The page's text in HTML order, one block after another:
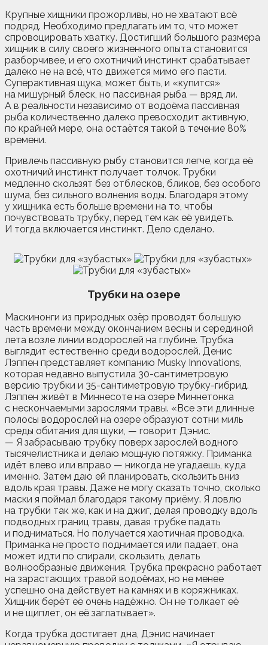
Крупные хищники прожорливы, но не хватают всё
подряд. Необходимо предлагать им то, что может
спровоцировать хватку. Достигший большого размера
хищник в силу своего жизненного опыта становится
разборчивее, и его охотничий инстинкт срабатывает
далеко не на всё, что движется мимо его пасти.
Суперактивная щука, может быть, и «купится»
на мишурный блеск, но пассивная рыба — вряд ли.
А в реальности независимо от водоёма пассивная
рыба количественно далеко превосходит активную,
по крайней мере, она остаётся такой в течение 80%
времени.
Привлечь пассивную рыбу становится легче, когда её
охотничий инстинкт получает толчок. Трубки
медленно скользят без отблесков, бликов, без особого
шума, без сильного волнения воды. Благодаря этому
у хищника есть больше времени на то, чтобы
почувствовать трубку, перед тем как её увидеть.
И тогда включается инстинкт. Дело сделано.
Трубки на озере
Маскинонги из природных озёр проводят большую
часть времени между окончанием весны и серединой
лета возле линии водорослей на глубине. Трубка
выглядит естественно среди водорослей. Денис
Лэппен представляет компанию Musky Innovations,
которая недавно выпустила 30-сантиметровую
версию трубки и 35-сантиметровую трубку-гибрид.
Лэппен живёт в Миннесоте на озере Миннетонка
с нескончаемыми зарослями травы. «Все эти длинные
полосы водорослей на озере образуют сотни миль
среды обитания для щуки, — говорит Дэнис.
— Я забрасываю трубку поверх зарослей водного
тысячелистника и делаю мощную потяжку. Приманка
идёт влево или вправо — никогда не угадаешь, куда
именно. Затем даю ей планировать, скользить вниз
вдоль края травы. Даже не могу сказать точно, сколько
маски я поймал благодаря такому приёму. Я ловлю
на трубки так же, как и на джиг, делая проводку вдоль
подводных границ травы, давая трубке падать
и подниматься. Но получается хаотичная проводка.
Приманка не просто поднимается или падает, она
может идти по спирали, скользить, делать
волнообразные движения. Трубка прекрасно работает
на зарастающих травой водоёмах, но не менее
успешно она действует на камнях и в коряжниках.
Хищник берёт её очень надёжно. Он не толкает её
и не щиплет, он её заглатывает».
Когда трубка достигает дна, Дэнис начинает